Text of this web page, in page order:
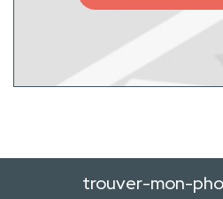
trouver-mon-